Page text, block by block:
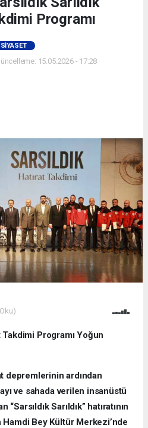
Programı
SIYASET
15.05.2026 - 17:28
Takdimi Programı Yoğun
depremlerinin ardından
ve sahada verilen insanüstü
Sarıldık” hatıratının
Hamdi Bey Kültür Merkezi’nde